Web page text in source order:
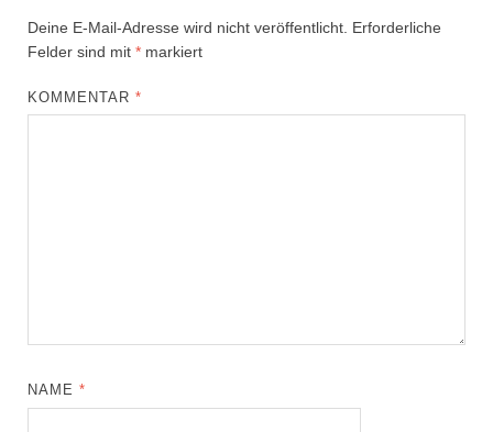
Deine E-Mail-Adresse wird nicht veröffentlicht. Erforderliche
Felder sind mit * markiert
KOMMENTAR*
NAME*